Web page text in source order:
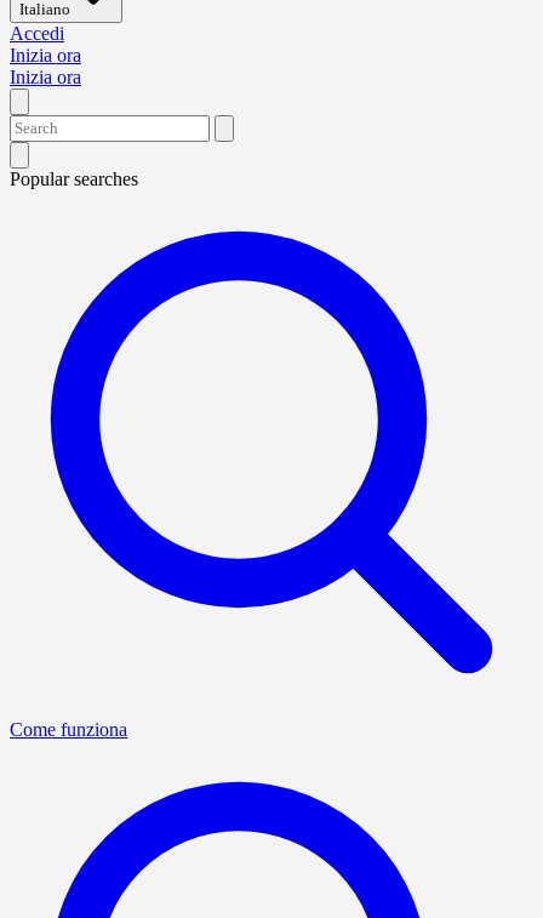
Italiano
Accedi
Inizia ora
Inizia ora
Popular searches
Come funziona